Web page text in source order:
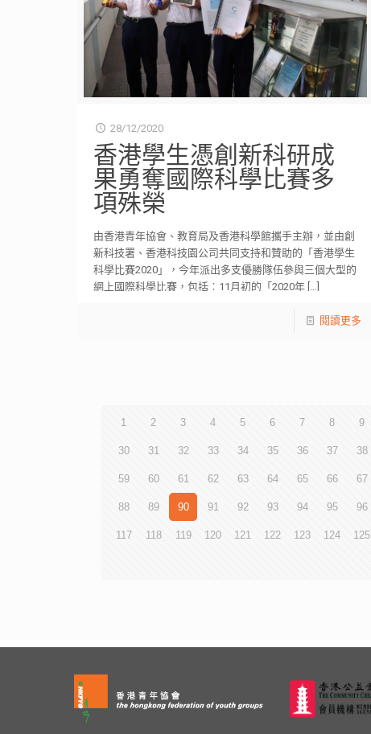
28/12/2020
香港學生憑創新科研成
果勇奪國際科學比賽多
項殊榮
由香港青年協會、教育局及香港科學館攜手主辦，並由創
新科技署、香港科技園公司共同支持和贊助的「香港學生
科學比賽2020」，今年派出多支優勝隊伍參與三個大型的
網上國際科學比賽，包括︰11月初的「2020年[…]
閱讀更多
1 2 3 4 5 6 7 8 9
30 31 32 33 34 35 36 37 38
59 60 61 62 63 64 65 66 67
88 89 90 91 92 93 94 95 96
117 118 119 120 121 122 123 124 125